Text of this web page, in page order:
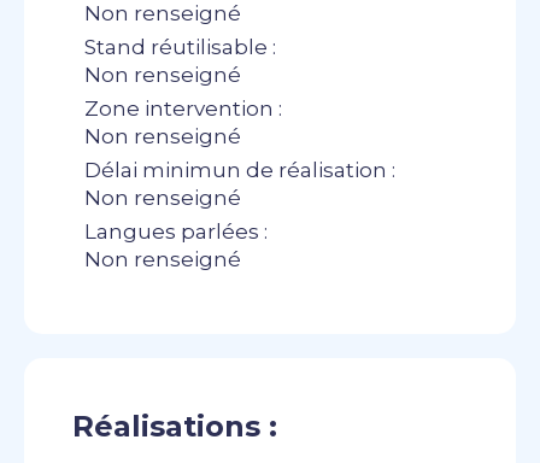
Non renseigné
Stand réutilisable :
Non renseigné
Zone intervention :
Non renseigné
Délai minimun de réalisation :
Non renseigné
Langues parlées :
Non renseigné
Réalisations :